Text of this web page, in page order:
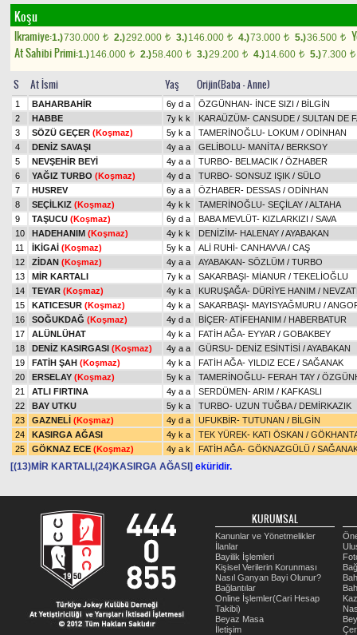
Koşu
Ikramiye:1.)730.000 t 2.)292.000 t 3.)146.000 t 4.)73.000 t 5.)36.500 t
At Sahibi Primi:1.)146.000 t 2.)58.400 t 3.)29.200 t 4.)14.600 t 5.)7.300 t
S At İsmi Yaş Orijin(Baba - Anne)
1 BAHARBAHİR 6y d a ÖZGÜNHAN- İNCE SIZI / BİLGİN
2
HABBE 7y k k KARAÜZÜM- CANSUDE / SULTAN DE
3
SÖZÜ GEÇER (Koşmaz) 5y k a TAMERİNOĞLU- LOKUM / ODİNHAN
4
DENİZ SAVAŞI 4y a a GELİBOLU- MANİTA/ BERKSOY
5
NEVŞEHİR BEYİ 4y a a TURBO- BELMACIK / ÖZHABER
6
YAĞIZ TURBO (Koşmaz) 4y d a TURBO- SONSUZ IŞIK / SÜLO
7
HUSREV 6y a a ÖZHABER- DESSAS / ODİNHAN
8
SEÇİLKIZ (Koşmaz) 4y k k TAMERİNOĞLU- SEÇİLAY /ALTAHA
9
TAŞUCU (Koşmaz) 6y d a BABA MEVLÜT- KIZLARKIZI / SAVA
10
HADEHANIM (Koşmaz) 4y k k DENİZİM- HALENAY /AYABAKAN
11
İKİGAİ (Koşmaz) 5y k a ALİ RUHİ- CANHAVVA/ CAŞ
12
ZİDAN (Koşmaz) 4y a a AYABAKAN- SÖZLÜM / TURBO
13
MİR KARTALI 7y k a SAKARBAŞI- MİANUR / TEKELİOĞLU
14
TEYAR (Koşmaz) 4y k a KURUŞAĞA- DÜRİYE HANIM /
15
KATICESUR (Koşmaz) 4y k a SAKARBAŞI- MAYISYAĞMURU /
16
SOĞUKDAĞ (Koşmaz) 4y d a BİÇER-ATİFEHANIM / HABERBATUR
17
ALÜNLÜHAT 4y k a FATİH AĞA- EYYAR / GOBAKBEY
18
DENİZ KASIRGASI (Koşmaz) 4y a a GÜRSU- DENİZ ESİNTİSİ /AYABAKAN
19
FATİH ŞAH (Koşmaz) 4y k a FATİH AĞA- YILDIZ ECE / SAĞANAK
20
ERSELAY (Koşmaz) 5y k a TAMERİNOĞLU- FERAH TAY /
21
ATLI FIRTINA 4y a a SERDÜMEN-ARIM / KAFKASLI
22
BAY UTKU 5y k a TURBO- UZUN TUĞBA/ DEMİRKAZIK
23
GAZNELİ (Koşmaz) 4y d a UFUKBİR- TUTUNAN / BİLGİN
24
KASIRGA AĞASI 4y k a TEK YÜREK- KATI ÖSKAN /
25
GÖKNAZ ECE (Koşmaz) 4y a k FATİH AĞA- GÖKNAZGÜLÜ /
[(13)MİR KARTALI,(24)KASIRGA AĞASI] eküridir.
KURUMSAL
Kanunlar ve Yönetmelikler
İlanlar
Bayilik İşlemleri
Kişisel Verilerin Korunması
Nasıl Ganyan Bayi Olunur?
Bağlantılar
Online İşlemler(Cari Hesap
Takibi)
Beyaz Masa
İletişim